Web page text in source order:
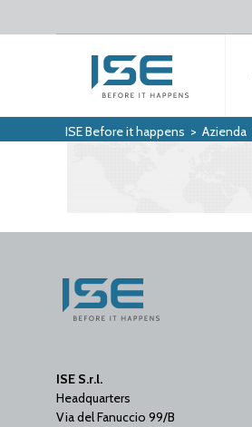
ISE Before it happens > Azienda
ISE S.r.l.
Headquarters
Via del Fanuccio 99/B